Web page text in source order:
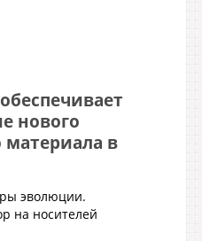
нового
материала в
эволюции.
на носителей